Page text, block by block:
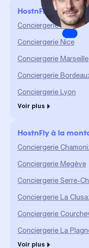
HostnFly en ville
Conciergerie Paris
Conciergerie Nice
Conciergerie Marseille
Conciergerie
Conciergerie Lyon
Voir plus
HostnFly à la
Conciergerie
Conciergerie Megève
Conciergerie Serre-
Conciergerie La
Conciergerie
Conciergerie La
Voir plus